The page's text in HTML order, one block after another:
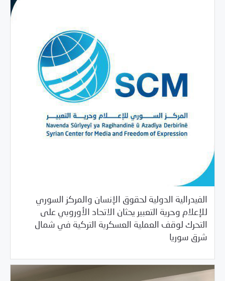
الفيدرالية الدولية لحقوق الإنسان والمركز السوري
للإعلام وحرية التعبير يحثان الاتحاد الأوروبي على
التحرك لوقف العملية العسكرية التركية في شمال
شرق سوريا
11/14/2019 بيانات المركز/خبر بارز